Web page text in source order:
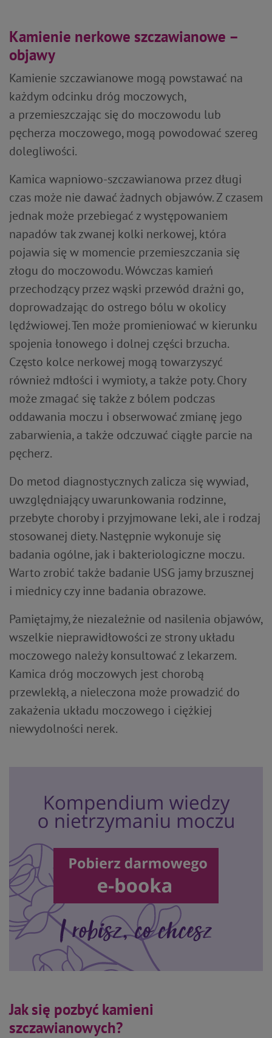
Kamienie nerkowe szczawianowe –
objawy
Kamienie szczawianowe mogą powstawać na
każdym odcinku dróg moczowych,
a przemieszczając się do moczowodu lub
pęcherza moczowego, mogą powodować szereg
dolegliwości.
Kamica wapniowo-szczawianowa przez długi
czas może nie dawać żadnych objawów. Z czasem
jednak może przebiegać z występowaniem
napadów tak zwanej kolki nerkowej, która
pojawia się w momencie przemieszczania się
złogu do moczowodu. Wówczas kamień
przechodzący przez wąski przewód drażni go,
doprowadzając do ostrego bólu w okolicy
lędźwiowej. Ten może promieniować w kierunku
spojenia łonowego i dolnej części brzucha.
Często kolce nerkowej mogą towarzyszyć
również mdłości i wymioty, a także poty. Chory
może zmagać się także z bólem podczas
oddawania moczu i obserwować zmianę jego
zabarwienia, a także odczuwać ciągłe parcie na
pęcherz.
Do metod diagnostycznych zalicza się wywiad,
uwzględniający uwarunkowania rodzinne,
przebyte choroby i przyjmowane leki, ale i rodzaj
stosowanej diety. Następnie wykonuje się
badania ogólne, jak i bakteriologiczne moczu.
Warto zrobić także badanie USG jamy brzusznej
i miednicy czy inne badania obrazowe.
Pamiętajmy, że niezależnie od nasilenia objawów,
wszelkie nieprawidłowości ze strony układu
moczowego należy konsultować z lekarzem.
Kamica dróg moczowych jest chorobą
przewlekłą, a nieleczona może prowadzić do
zakażenia układu moczowego i ciężkiej
niewydolności nerek.
Jak się pozbyć kamieni
szczawianowych?